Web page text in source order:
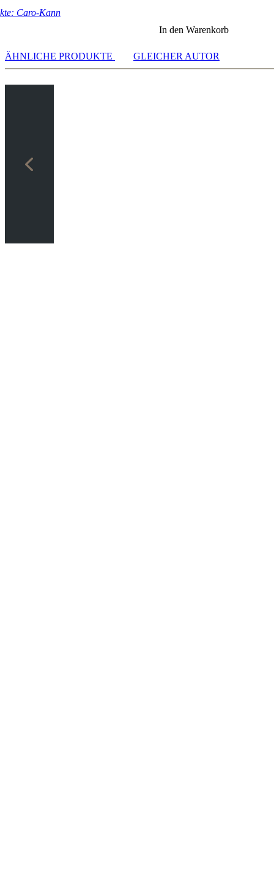
Caro-Kann
In den Warenkorb
ÄHNLICHE PRODUKTE GLEICHER AUTOR